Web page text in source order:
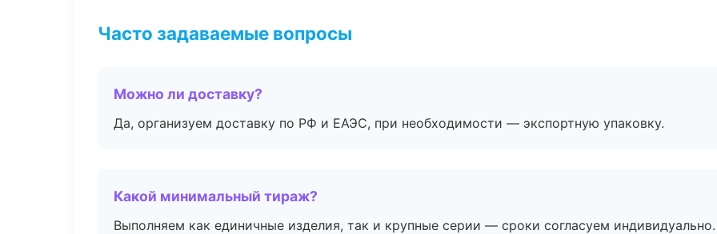
Часто задаваемые вопросы
Можно ли доставку?
Да, организуем доставку по РФ и ЕАЭС, при необходимости — экспортную упаковку.
Какой минимальный тираж?
Выполняем как единичные изделия, так и крупные серии — сроки согласуем индивидуально.